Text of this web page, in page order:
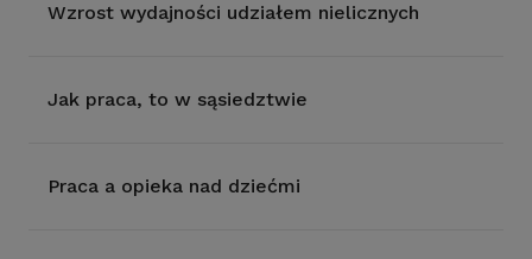
Wzrost wydajności udziałem nielicznych
Jak praca, to w sąsiedztwie
Praca a opieka nad dziećmi